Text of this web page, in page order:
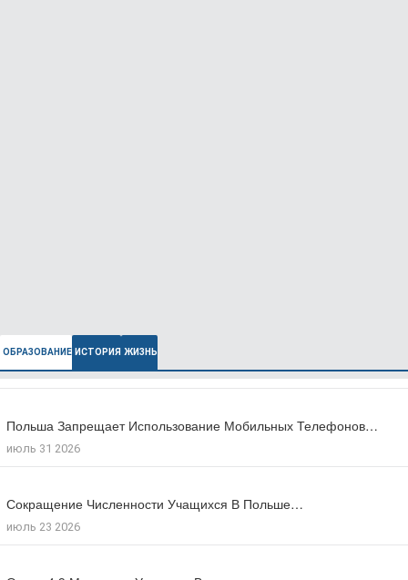
ОБРАЗОВАНИЕ ИСТОРИЯ ЖИЗНЬ
Польша Запрещает Использование Мобильных Телефонов…
июль 31 2026
Сокращение Численности Учащихся В Польше…
июль 23 2026
В Польше Выросла Ожидаемая Продолжительность…
июль 27 2026
Число Зарегистрированных Преступлений На Почве…
июль 17 2026